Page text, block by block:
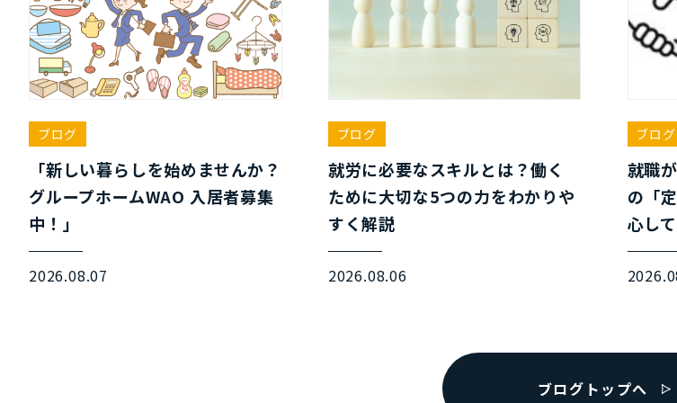
ブログ
「新しい暮らしを始めませんか？
グループホームWAO 入居者募集
中！」
2026.08.07
ブログ
就労に必要なスキルとは？働く
ために大切な5つの力をわかりや
すく解説
2026.08.06
ブログ
就職
の「
心し
ブログトップへ